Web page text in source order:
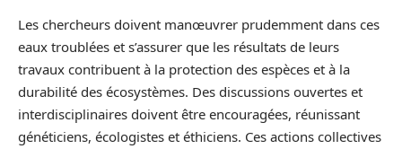
Les chercheurs doivent manœuvrer prudemment dans ces
eaux troublées et s’assurer que les résultats de leurs
travaux contribuent à la protection des espèces et à la
durabilité des écosystèmes. Des discussions ouvertes et
interdisciplinaires doivent être encouragées, réunissant
généticiens, écologistes et éthiciens. Ces actions collectives